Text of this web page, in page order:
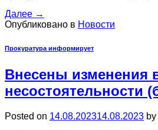
Далее →
Опубликовано в Новости
Прокуратура информирует
Внесены изменения
несостоятельности
Posted on 14.08.202314.08.2023 by